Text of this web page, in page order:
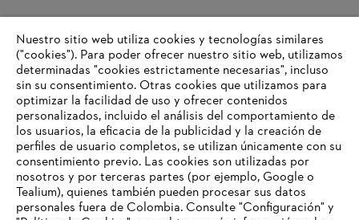
Tel.: +1 757 4869-100
Fax: +1757 4869-324
Internet:http://www.stihlusa.com
Información para proveedores
Productos
Contacto
Carrera profesional
Sistema de denuncia de irregularidades
Nuestro sitio web utiliza cookies y tecnologías similares
("cookies"). Para poder ofrecer nuestro sitio web, utilizamos
determinadas "cookies estrictamente necesarias", incluso
sin su consentimiento. Otras cookies que utilizamos para
optimizar la facilidad de uso y ofrecer contenidos
personalizados, incluido el análisis del comportamiento de
los usuarios, la eficacia de la publicidad y la creación de
perfiles de usuario completos, se utilizan únicamente con su
consentimiento previo. Las cookies son utilizadas por
nosotros y por terceras partes (por ejemplo, Google o
Tealium), quienes también pueden procesar sus datos
personales fuera de Colombia. Consulte "Configuración" y